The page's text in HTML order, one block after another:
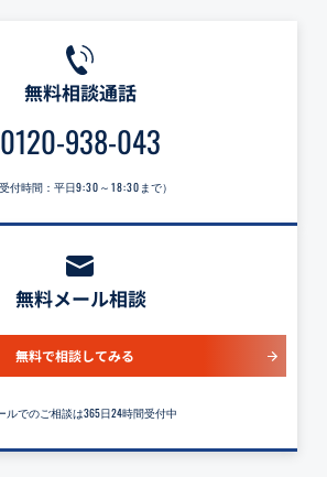
無料相談通話
0120-938-043
受付時間：平日9:30～18:30 まで）
無料メール相談
無料で相談してみる
ルでのご相談は365日24時間受付中